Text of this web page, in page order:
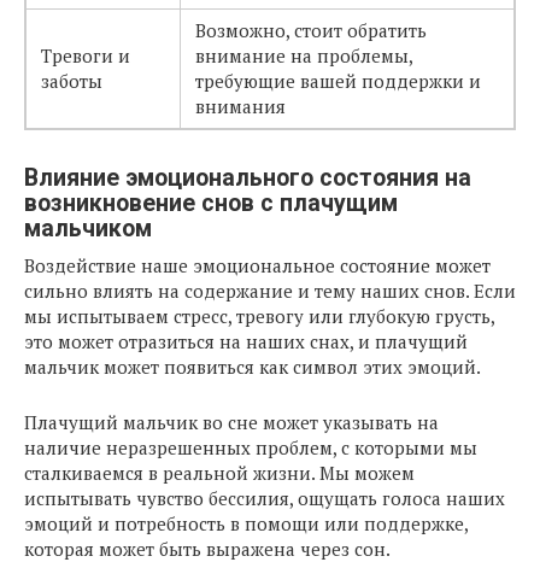
Тревоги и
заботы
Возможно, стоит обратить
внимание на проблемы,
требующие вашей поддержки и
внимания
Влияние эмоционального состояния на
возникновение снов с плачущим
мальчиком
Воздействие наше эмоциональное состояние может
сильно влиять на содержание и тему наших снов. Если
мы испытываем стресс, тревогу или глубокую грусть,
это может отразиться на наших снах, и плачущий
мальчик может появиться как символ этих эмоций.
Плачущий мальчик во сне может указывать на
наличие неразрешенных проблем, с которыми мы
сталкиваемся в реальной жизни. Мы можем
испытывать чувство бессилия, ощущать голоса наших
эмоций и потребность в помощи или поддержке,
которая может быть выражена через сон.